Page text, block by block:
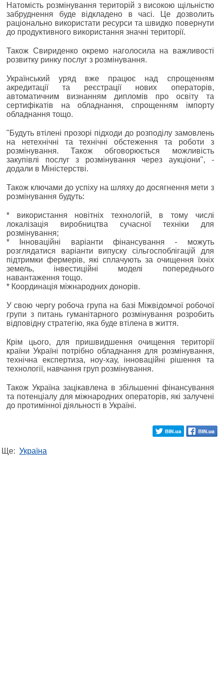
Натомість розмінування територій з високою щільністю
забруднення буде відкладено в часі. Це дозволить
раціонально використати ресурси та швидко повернути
до продуктивного використання значні території.
Також Свириденко окремо наголосила на важливості
розвитку ринку послуг з розмінування.
Український уряд вже працює над спрощенням
акредитації та реєстрації нових операторів,
автоматичним визнанням дипломів про освіту та
сертифікатів на обладнання, спрощенням імпорту
обладнання тощо.
"Будуть втілені прозорі підходи до розподілу замовлень
на нетехнічні та технічні обстеження та роботи з
розмінування. Також обговорюється можливість
закупівлі послуг з розмінування через аукціони", -
додали в Міністерстві.
Також ключами до успіху на шляху до досягнення мети з
розмінування будуть:
* використання новітніх технологій, в тому числі
локалізація виробництва сучасної техніки для
розмінування;
* Інноваційні варіанти фінансування - можуть
розглядатися варіанти випуску сільгоспоблігацій для
підтримки фермерів, які сплачують за очищення їхніх
земель, інвестиційні моделі попереднього
навантаження тощо.
* Координація міжнародних донорів.
У свою чергу робоча група на базі Міжвідомчої робочої
групи з питань гуманітарного розмінування розробить
відповідну стратегію, яка буде втілена в життя.
Крім цього, для пришвидшення очищення території
країни Україні потрібно обладнання для розмінування,
технічна експертиза, ноу-хау, інноваційні рішення та
технології, навчання груп розмінування.
Також Україна зацікавлена в збільшенні фінансування
та потенціалу для міжнародних операторів, які залучені
до протимінної діяльності в Україні.
Ще: Україна